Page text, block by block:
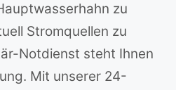
zu
Stromquellen zu
Notdienst steht Ihnen
Mit unserer 24-